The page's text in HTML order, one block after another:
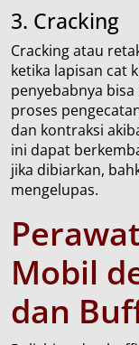
3. Cracking
Cracking atau
ketika lapisan cat
penyebabnya
proses
dan kontraksi
ini dapat
jika dibiarkan,
mengelupas.
Mobil
dan